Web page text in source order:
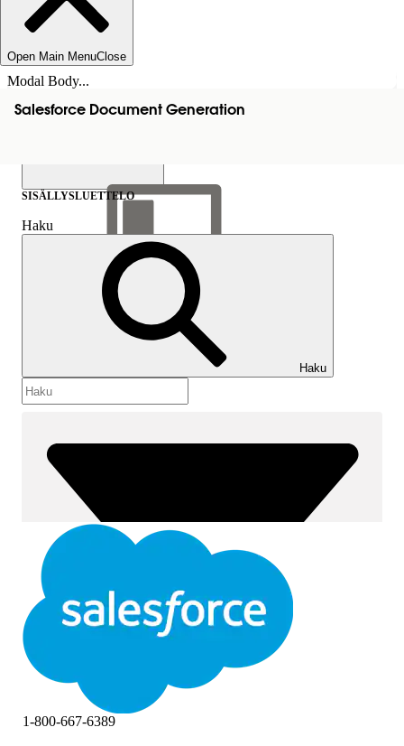
Open Main MenuClose
Modal Body...
Salesforce Document Generation
Näytä sisällysluettelo
Sisällysluettelo
SISÄLLYSLUETTELO
Haku
Haku
1-800-667-6389